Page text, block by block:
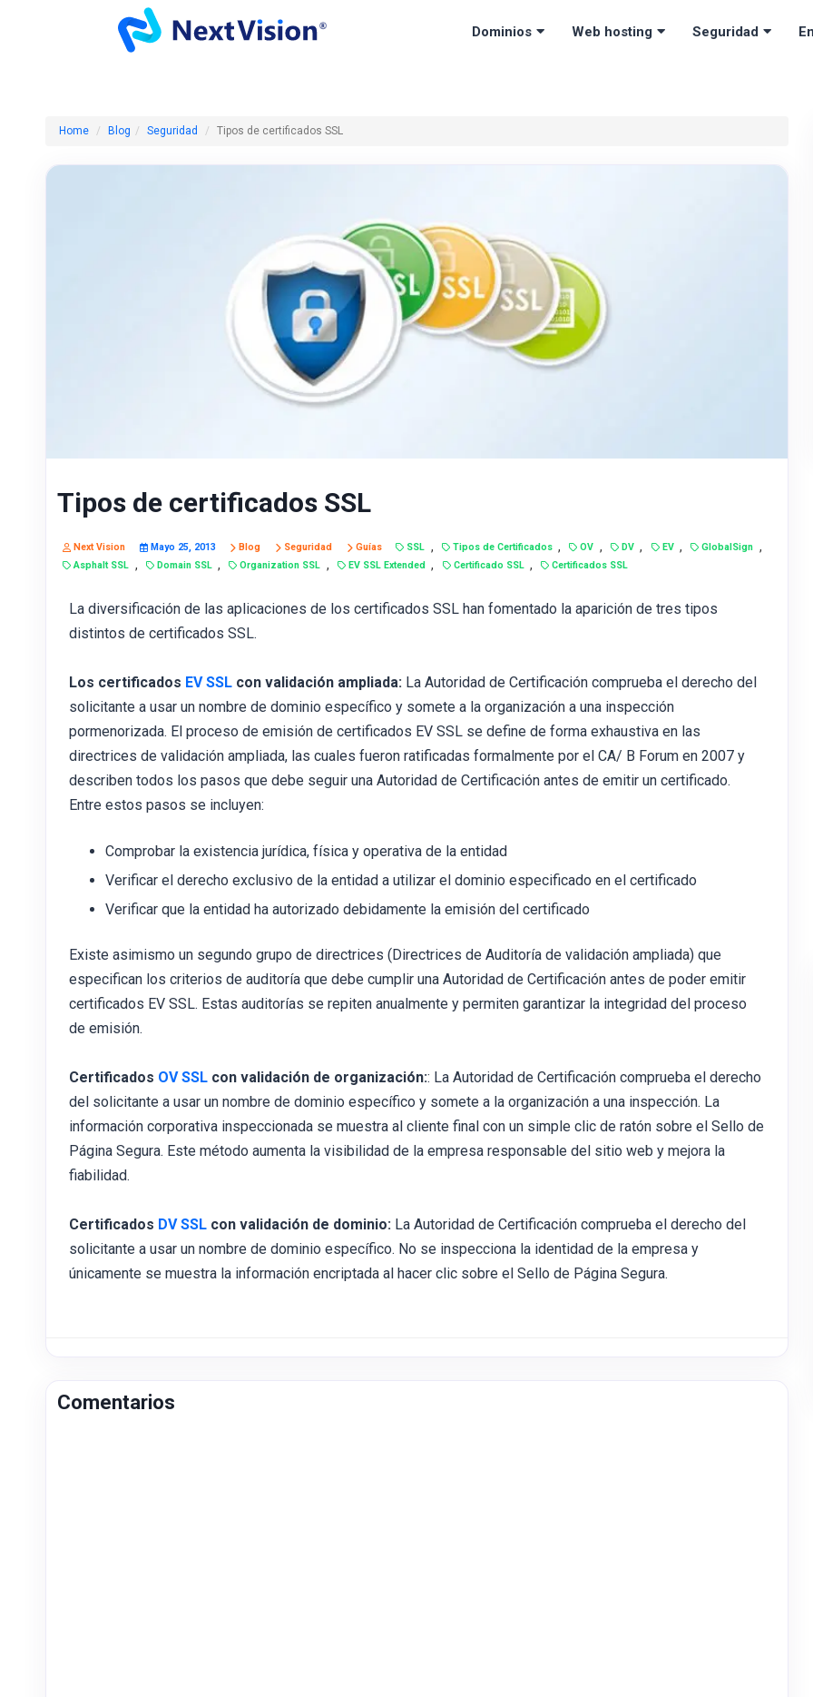
Dominios Web hosting Seguridad
Home Blog Seguridad Tipos de certificados SSL
Tipos de certificados SSL
Next Vision Mayo 25, 2013 Blog Seguridad Guías SSL , Tipos de Certificados , OV , DV , EV , GlobalSign ,
Asphalt SSL , Domain SSL , Organization SSL , EV SSL Extended , Certificado SSL , Certificados SSL
La diversificación de las aplicaciones de los certificados SSL han fomentado la aparición de tres tipos
distintos de certificados SSL.
Los certificados EV SSL con validación ampliada: La Autoridad de Certificación comprueba el derecho del
solicitante a usar un nombre de dominio específico y somete a la organización a una inspección
pormenorizada. El proceso de emisión de certificados EV SSL se define de forma exhaustiva en las
directrices de validación ampliada, las cuales fueron ratificadas formalmente por el CA/ B Forum en 2007 y
describen todos los pasos que debe seguir una Autoridad de Certificación antes de emitir un certificado.
Entre estos pasos se incluyen:
Comprobar la existencia jurídica, física y operativa de la entidad
Verificar el derecho exclusivo de la entidad a utilizar el dominio especificado en el certificado
Verificar que la entidad ha autorizado debidamente la emisión del certificado
Existe asimismo un segundo grupo de directrices (Directrices de Auditoría de validación ampliada) que
especifican los criterios de auditoría que debe cumplir una Autoridad de Certificación antes de poder emitir
certificados EV SSL. Estas auditorías se repiten anualmente y permiten garantizar la integridad del proceso
de emisión.
Certificados OV SSL con validación de organización:: La Autoridad de Certificación comprueba el derecho
del solicitante a usar un nombre de dominio específico y somete a la organización a una inspección. La
información corporativa inspeccionada se muestra al cliente final con un simple clic de ratón sobre el Sello de
Página Segura. Este método aumenta la visibilidad de la empresa responsable del sitio web y mejora la
fiabilidad.
Certificados DV SSL con validación de dominio: La Autoridad de Certificación comprueba el derecho del
solicitante a usar un nombre de dominio específico. No se inspecciona la identidad de la empresa y
únicamente se muestra la información encriptada al hacer clic sobre el Sello de Página Segura.
Comentarios